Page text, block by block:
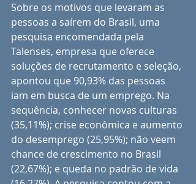
Sobre os motivos que levaram as
pessoas a saírem do Brasil, uma
pesquisa encomendada pela
Talenses, empresa que oferece
soluções de recrutamento e seleção,
apontou que 90,93% das pessoas
iam em busca de um emprego. Na
sequência, conhecer novas culturas
(35,11%); crise econômica e aumento
do desemprego (25,95%); não veem
chance de crescimento no Brasil
(22,67%); e queda no padrão de vida